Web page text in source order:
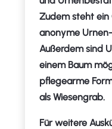
Zudem steht ein
anonyme
Außerdem sind
einem Baum
pflegearme
als Wiesengrab.
Für weitere